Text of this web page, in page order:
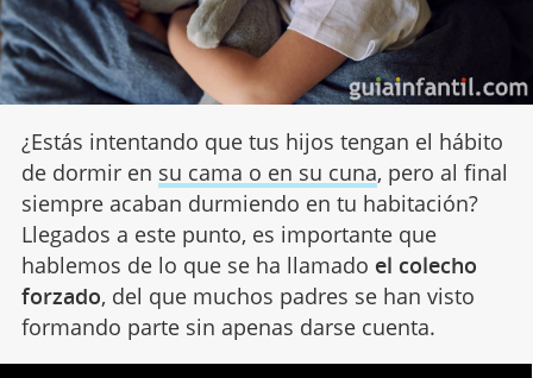
¿Estás intentando que tus hijos tengan el hábito
de dormir en su cama o en su cuna, pero al final
siempre acaban durmiendo en tu habitación?
Llegados a este punto, es importante que
hablemos de lo que se ha llamado el colecho
forzado, del que muchos padres se han visto
formando parte sin apenas darse cuenta.